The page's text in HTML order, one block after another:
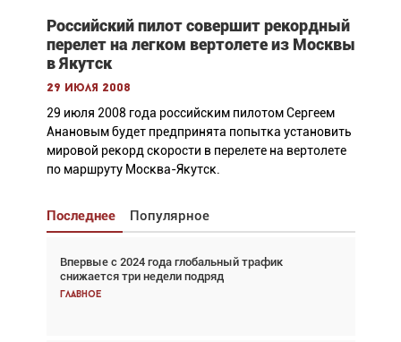
Российский пилот совершит рекордный
перелет на легком вертолете из Москвы
в Якутск
29 июля 2008
29 июля 2008 года российским пилотом Сергеем
Анановым будет предпринята попытка установить
мировой рекорд скорости в перелете на вертолете
по маршруту Москва-Якутск.
Последнее Популярное
Впервые с 2024 года глобальный трафик
снижается три недели подряд
Главное
Взгляд с высоты: тандем вертолётов и БПЛА в
спасательных операциях
Главное